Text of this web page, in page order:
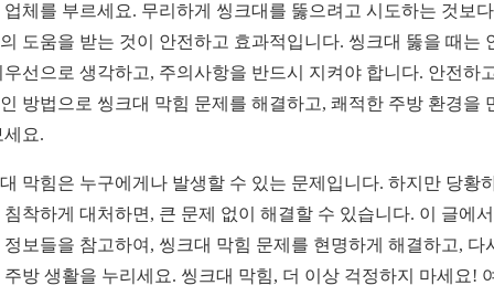
업체를 부르세요. 무리하게 씽크대를 뚫으려고 시도하는 것보
도움을 받는 것이 안전하고 효과적입니다. 씽크대 뚫을 때는
우선으로 생각하고, 주의사항을 반드시 지켜야 합니다. 안전하
방법으로 씽크대 막힘 문제를 해결하고, 쾌적한 주방 환경을
세요.
막힘은 누구에게나 발생할 수 있는 문제입니다. 하지만 당황
침착하게 대처하면, 큰 문제 없이 해결할 수 있습니다. 이 글에
정보들을 참고하여, 씽크대 막힘 문제를 현명하게 해결하고, 다
주방 생활을 누리세요. 씽크대 막힘, 더 이상 걱정하지 마세요!